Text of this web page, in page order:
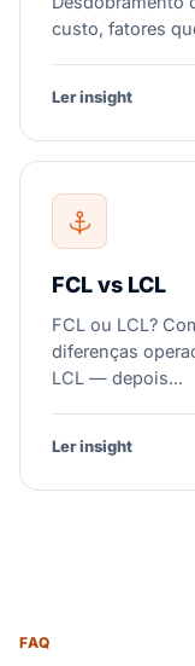
custo, fatores
Ler insight
FCL vs LCL
FCL ou LCL?
diferenças
LCL — depois...
Ler insight
FAQ